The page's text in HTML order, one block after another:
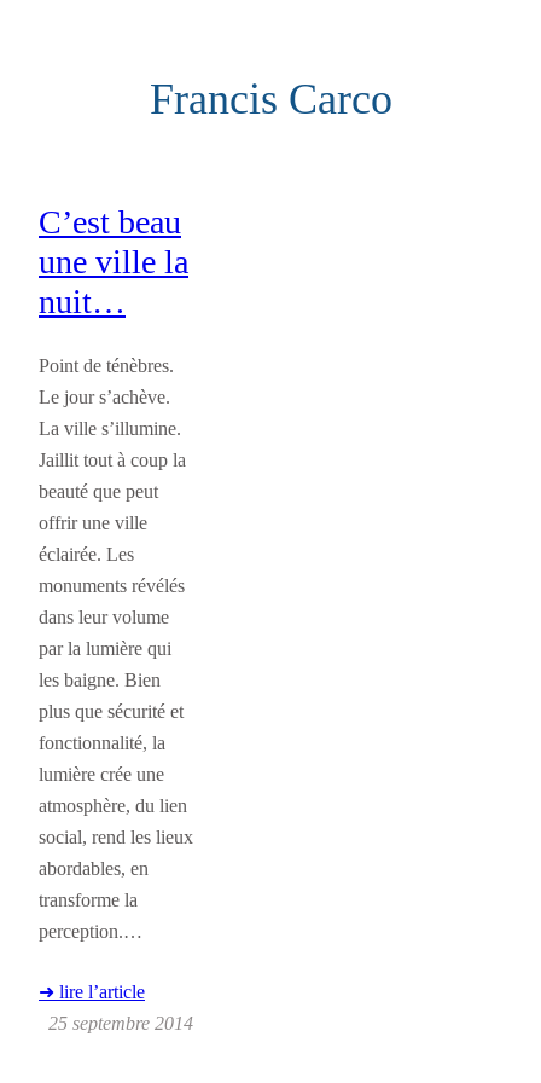
Francis Carco
C’est beau
une ville la
nuit…
Point de ténèbres.
Le jour s’achève.
La ville s’illumine.
Jaillit tout à coup la
beauté que peut
offrir une ville
éclairée. Les
monuments révélés
dans leur volume
par la lumière qui
les baigne. Bien
plus que sécurité et
fonctionnalité, la
lumière crée une
atmosphère, du lien
social, rend les lieux
abordables, en
transforme la
perception.…
➜ lire l’article
25 septembre 2014